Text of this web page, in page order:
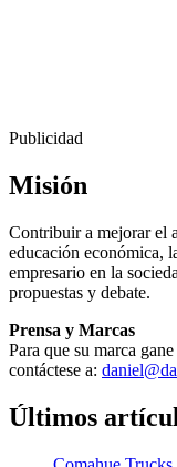
Publicidad
Misión
Contribuir a mejorar el
educación económica,
empresario en la
propuestas y debate.
Prensa y Marcas
Para que su marca
contáctese a:
Últimos